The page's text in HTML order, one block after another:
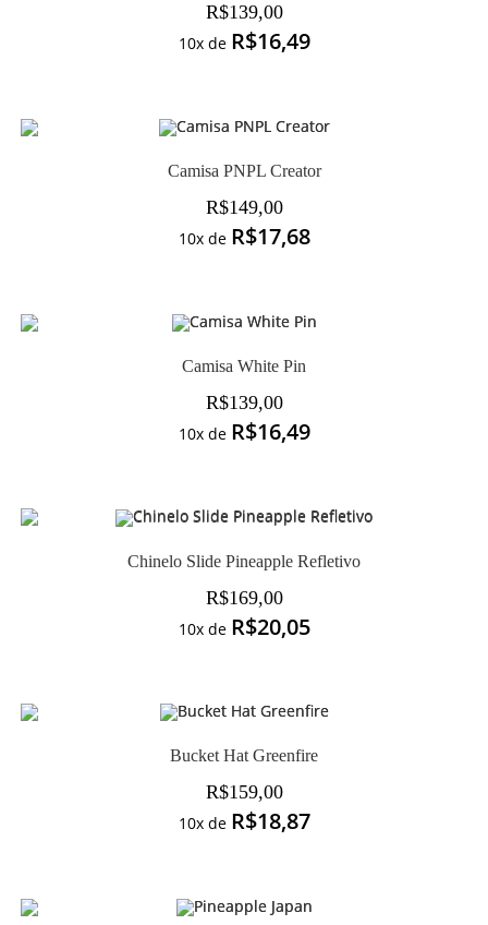
R$139,00
10x de R$16,49
Camisa PNPL Creator
R$149,00
10x de R$17,68
Camisa White Pin
R$139,00
10x de R$16,49
Chinelo Slide Pineapple Refletivo
R$169,00
10x de R$20,05
Bucket Hat Greenfire
R$159,00
10x de R$18,87